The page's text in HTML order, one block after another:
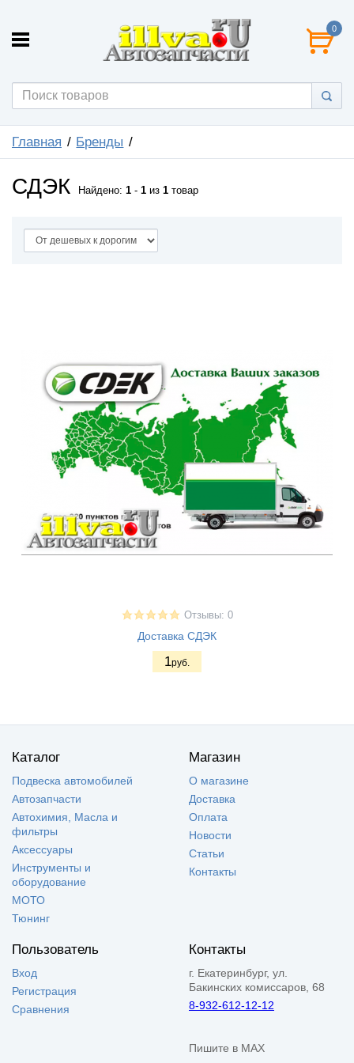
0
Главная Бренды
СДЭК Найдено: 1 - 1 из 1 товар
Отзывы: 0
Доставка СДЭК
1руб.
Каталог
Подвеска автомобилей
Автозапчасти
Автохимия, Масла и
фильтры
Аксессуары
Инструменты и
оборудование
МОТО
Тюнинг
Магазин
О магазине
Доставка
Оплата
Новости
Статьи
Контакты
Пользователь
Вход
Регистрация
Сравнения
Контакты
г. Екатеринбург, ул.
Бакинских комиссаров, 68
8-932-612-12-12
Пишите в MAX